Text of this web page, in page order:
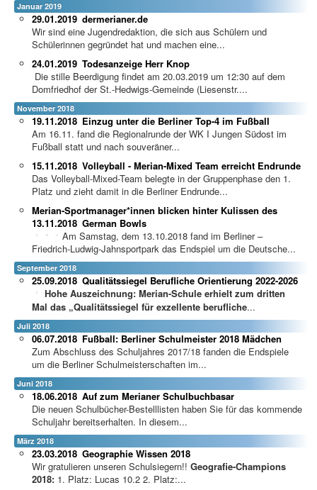
Januar 2019
dermerianer.de
29.01.2019
Wir sind eine Jugendredaktion, die sich aus Schülern und
Schülerinnen gegründet hat und machen eine...
Todesanzeige Herr Knop
24.01.2019
Die stille Beerdigung findet am 20.03.2019 um 12:30 auf dem
Domfriedhof der St.-Hedwigs-Gemeinde (Liesenstr....
November 2018
Einzug unter die Berliner Top-4 im Fußball
19.11.2018
Am 16.11. fand die Regionalrunde der WK I Jungen Südost im
Fußball statt und nach souveräner...
Volleyball - Merian-Mixed Team erreicht Endrunde
15.11.2018
Das Volleyball-Mixed-Team belegte in der Gruppenphase den 1.
Platz und zieht damit in die Berliner Endrunde...
Merian-Sportmanager*innen blicken hinter Kulissen des
German Bowls
13.11.2018
Am Samstag, dem 13.10.2018 fand im Berliner –
Friedrich-Ludwig-Jahnsportpark das Endspiel um die Deutsche...
September 2018
Qualitätssiegel Berufliche Orientierung 2022-2026
25.09.2018
Hohe Auszeichnung: Merian-Schule erhielt zum dritten
Mal das „Qualitätssiegel für exzellente berufliche...
Juli 2018
Fußball: Berliner Schulmeister 2018 Mädchen
06.07.2018
Zum Abschluss des Schuljahres 2017/18 fanden die Endspiele
um die Berliner Schulmeisterschaften im...
Juni 2018
Auf zum Merianer Schulbuchbasar
18.06.2018
Die neuen Schulbücher-Bestelllisten haben Sie für das kommende
Schuljahr bereitserhalten. In diesem...
März 2018
Geographie Wissen 2018
23.03.2018
Wir gratulieren unseren Schulsiegern!! Geografie-Champions
2018: 1. Platz: Lucas 10.2 2. Platz:...